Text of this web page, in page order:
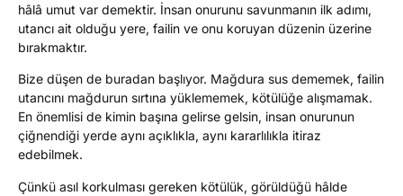
hâlâ umut var demektir. İnsan onurunu savunmanın ilk adımı,
utancı ait olduğu yere, failin ve onu koruyan düzenin üzerine
bırakmaktır.
Bize düşen de buradan başlıyor. Mağdura sus dememek, failin
utancını mağdurun sırtına yüklememek, kötülüğe alışmamak.
En önemlisi de kimin başına gelirse gelsin, insan onurunun
çiğnendiği yerde aynı açıklıkla, aynı kararlılıkla itiraz
edebilmek.
Çünkü asıl korkulması gereken kötülük, görüldüğü hâlde